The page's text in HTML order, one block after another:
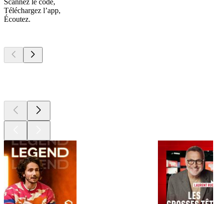
Scannez le code,
Téléchargez l’app,
Écoutez.